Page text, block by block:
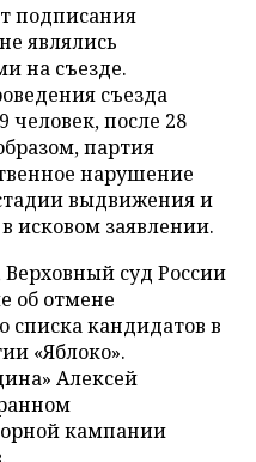
подписания
являлись
на съезде.
съезда
после 28
партия
нарушение
выдвижения и
исковом заявлении.
суд России
об отмене
списка кандидатов в
«Яблоко».
Алексей
кампании